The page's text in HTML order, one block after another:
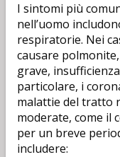
I sintomi più
nell’uomo
respiratorie. Nei
causare
grave,
particolare, i
malattie del tratto
moderate, come il
per un breve
includere: